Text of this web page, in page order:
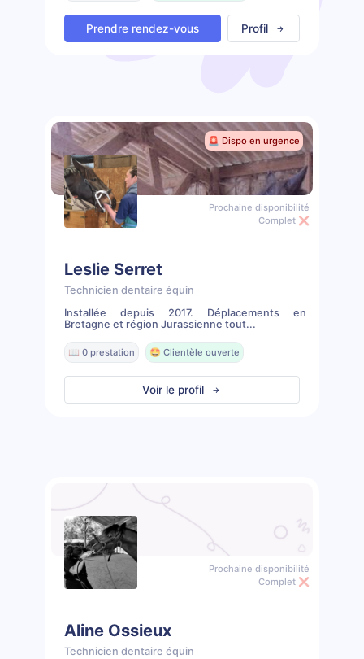
Prendre rendez-vous Profil
🚨 Dispo en urgence
Prochaine disponibilité
Complet ❌
Leslie Serret
Technicien dentaire équin
Installée depuis 2017. Déplacements en
Bretagne et région Jurassienne tout...
📖 0 prestation 🤩 Clientèle ouverte
Voir le profil
Prochaine disponibilité
Complet ❌
Aline Ossieux
Technicien dentaire équin